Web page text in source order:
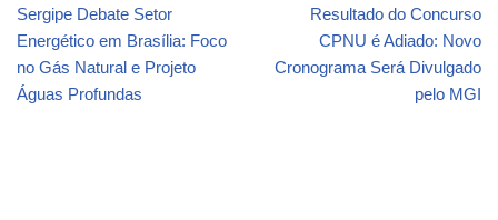
Sergipe Debate Setor
Energético em Brasília: Foco
no Gás Natural e Projeto
Águas Profundas
Resultado do Concurso
CPNU é Adiado: Novo
Cronograma Será Divulgado
pelo MGI